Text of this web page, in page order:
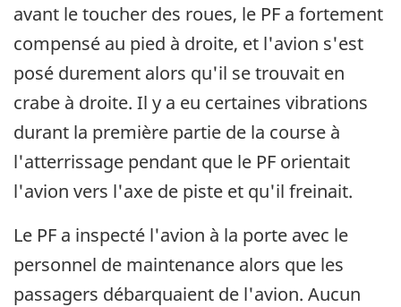
avant le toucher des roues, le PF a fortement
compensé au pied à droite, et l'avion s'est
posé durement alors qu'il se trouvait en
crabe à droite. Il y a eu certaines vibrations
durant la première partie de la course à
l'atterrissage pendant que le PF orientait
l'avion vers l'axe de piste et qu'il freinait.
Le PF a inspecté l'avion à la porte avec le
personnel de maintenance alors que les
passagers débarquaient de l'avion. Aucun